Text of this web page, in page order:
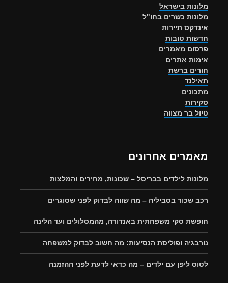
מלונות בישראל
מלונות כשרים בחו"ל
אינדקס תיירות
חדשות טובות
פרסום מאמרים
אימות אתרים
חורים ברשת
תאילנד
מתכונים
סקירות
טיול בר מצווה
מאמרים אחרונים
מלונות לילדים בבריסל – שכונות, מחירים והמלצות
רכב שכור בסביליה – מה שווה לבדוק לפני שסוגרים
חופשת סקי משפחתית באנדורה, מהמסלולים ועד הלינה
נורבגיה ופוליסת הנסיעות: מה חשוב לבדוק למשפחה
לטוס ליפן עם ילדים – מה כדאי לדעת לפני ההזמנה